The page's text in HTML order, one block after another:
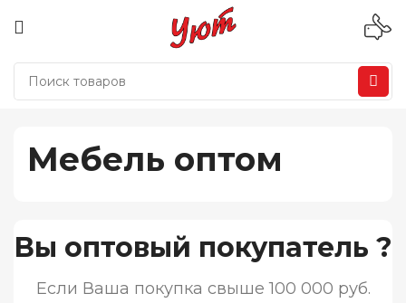
Мебель оптом
Вы оптовый покупатель ?
Если Ваша покупка свыше 100 000 руб.